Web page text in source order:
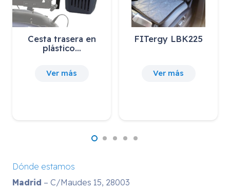
Cesta trasera en
plástico…
Ver más
FITergy LBK225
Ver más
Dónde estamos
Madrid – C/Maudes 15, 28003